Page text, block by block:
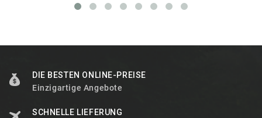
DIE BESTEN ONLINE-PREISE
Einzigartige Angebote
SCHNELLE LIEFERUNG